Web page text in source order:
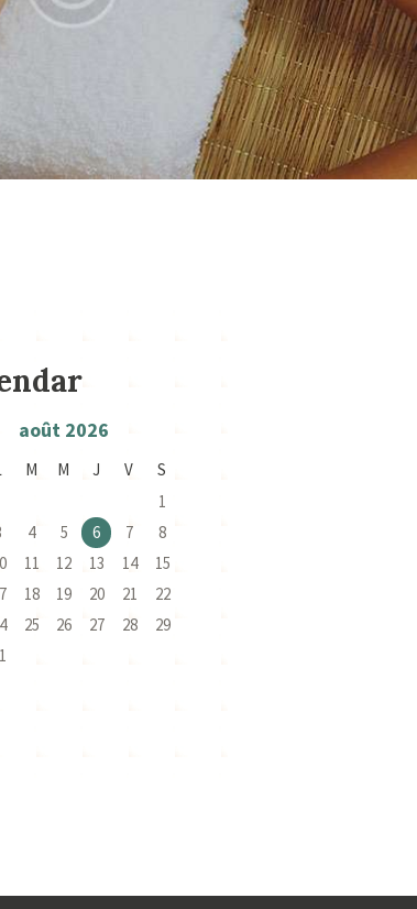
août 2026
M M J V
S
1
4 5 6 7
8
11 12 13 14
15
18 19 20 21
22
25 26 27 28
29